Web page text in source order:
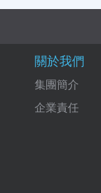
關於我們
集團簡介
企業責任